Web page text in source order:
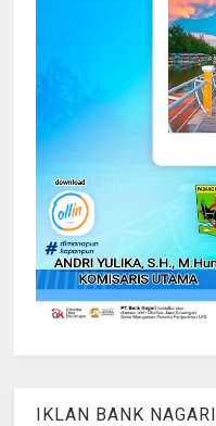
IKLAN BANK NAGARI